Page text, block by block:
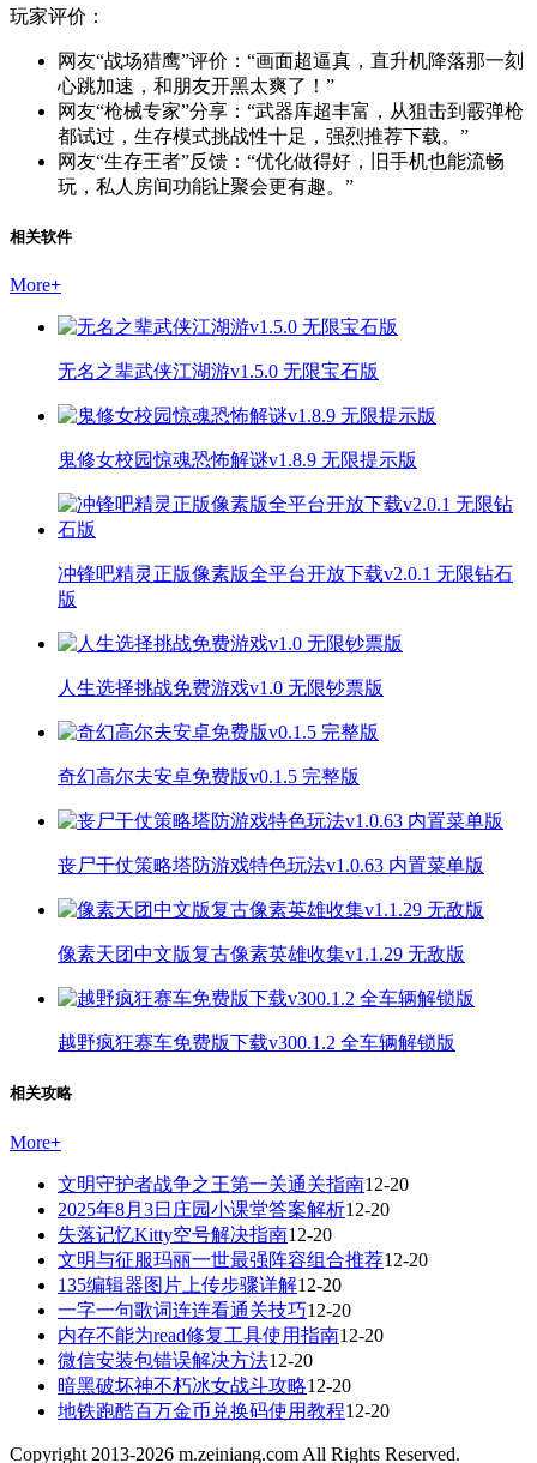
玩家评价：
网友“战场猎鹰”评价：“画面超逼真，直升机降落那一刻
心跳加速，和朋友开黑太爽了！”
网友“枪械专家”分享：“武器库超丰富，从狙击到霰弹枪
都试过，生存模式挑战性十足，强烈推荐下载。”
网友“生存王者”反馈：“优化做得好，旧手机也能流畅
玩，私人房间功能让聚会更有趣。”
相关软件
More+
无名之辈武侠江湖游v1.5.0 无限宝石版
鬼修女校园惊魂恐怖解谜v1.8.9 无限提示版
冲锋吧精灵正版像素版全平台开放下载v2.0.1 无限钻石
版
人生选择挑战免费游戏v1.0 无限钞票版
奇幻高尔夫安卓免费版v0.1.5 完整版
丧尸干仗策略塔防游戏特色玩法v1.0.63 内置菜单版
像素天团中文版复古像素英雄收集v1.1.29 无敌版
越野疯狂赛车免费版下载v300.1.2 全车辆解锁版
相关攻略
More+
文明守护者战争之王第一关通关指南12-20
2025年8月3日庄园小课堂答案解析12-20
失落记忆Kitty空号解决指南12-20
文明与征服玛丽一世最强阵容组合推荐12-20
135编辑器图片上传步骤详解12-20
一字一句歌词连连看通关技巧12-20
内存不能为read修复工具使用指南12-20
微信安装包错误解决方法12-20
暗黑破坏神不朽冰女战斗攻略12-20
地铁跑酷百万金币兑换码使用教程12-20
Copyright 2013-2026 m.zeiniang.com All Rights Reserved.